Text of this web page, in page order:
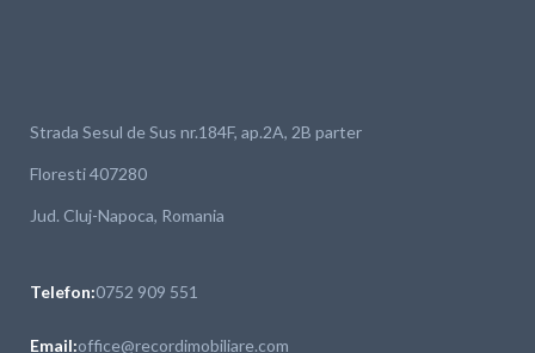
Strada Sesul de Sus nr.184F, ap.2A, 2B parter
Floresti 407280
Jud. Cluj-Napoca, Romania
Telefon:0752 909 551
Email:office@recordimobiliare.com